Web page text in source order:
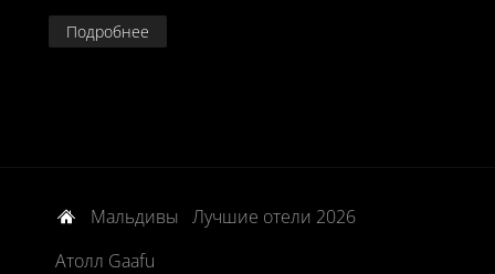
Подробнее
Мальдивы Лучшие отели 2026
Атолл Gaafu